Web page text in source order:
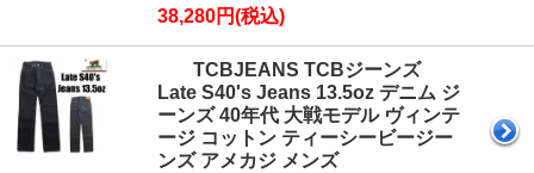
38,280円(税込)
TCBJEANS TCBジーンズ
Late S40's Jeans 13.5oz デニム ジ
ーンズ 40年代 大戦モデル ヴィンテ
ージ コットン ティーシービージー
ンズ アメカジ メンズ